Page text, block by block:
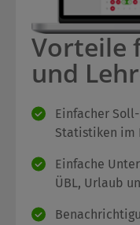
Vorteile
und
Einfacher
Statistiken im
Einfache
ÜBL, Urlaub